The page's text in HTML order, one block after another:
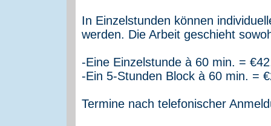
In Einzelstunden können
werden. Die Arbeit geschieht
-Eine Einzelstunde à 60 min. =
-Ein 5-Stunden Block à 60 min. =
Termine nach telefonischer